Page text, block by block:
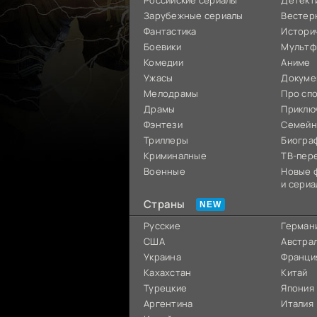
Зарубежные сериалы
Фантастика
Боевики
Комедии
Ужасы
Мелодрамы
Драмы
Фэнтези
Триллеры
Криминалные
Военные
Аниме
Про
ТВ-
Новые
и
Страны
Русские
США
Украина
Кахахстан
Турецкие
Аргентина
Китай
Япония
Италия